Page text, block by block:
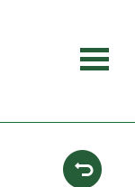
główna
Oferty